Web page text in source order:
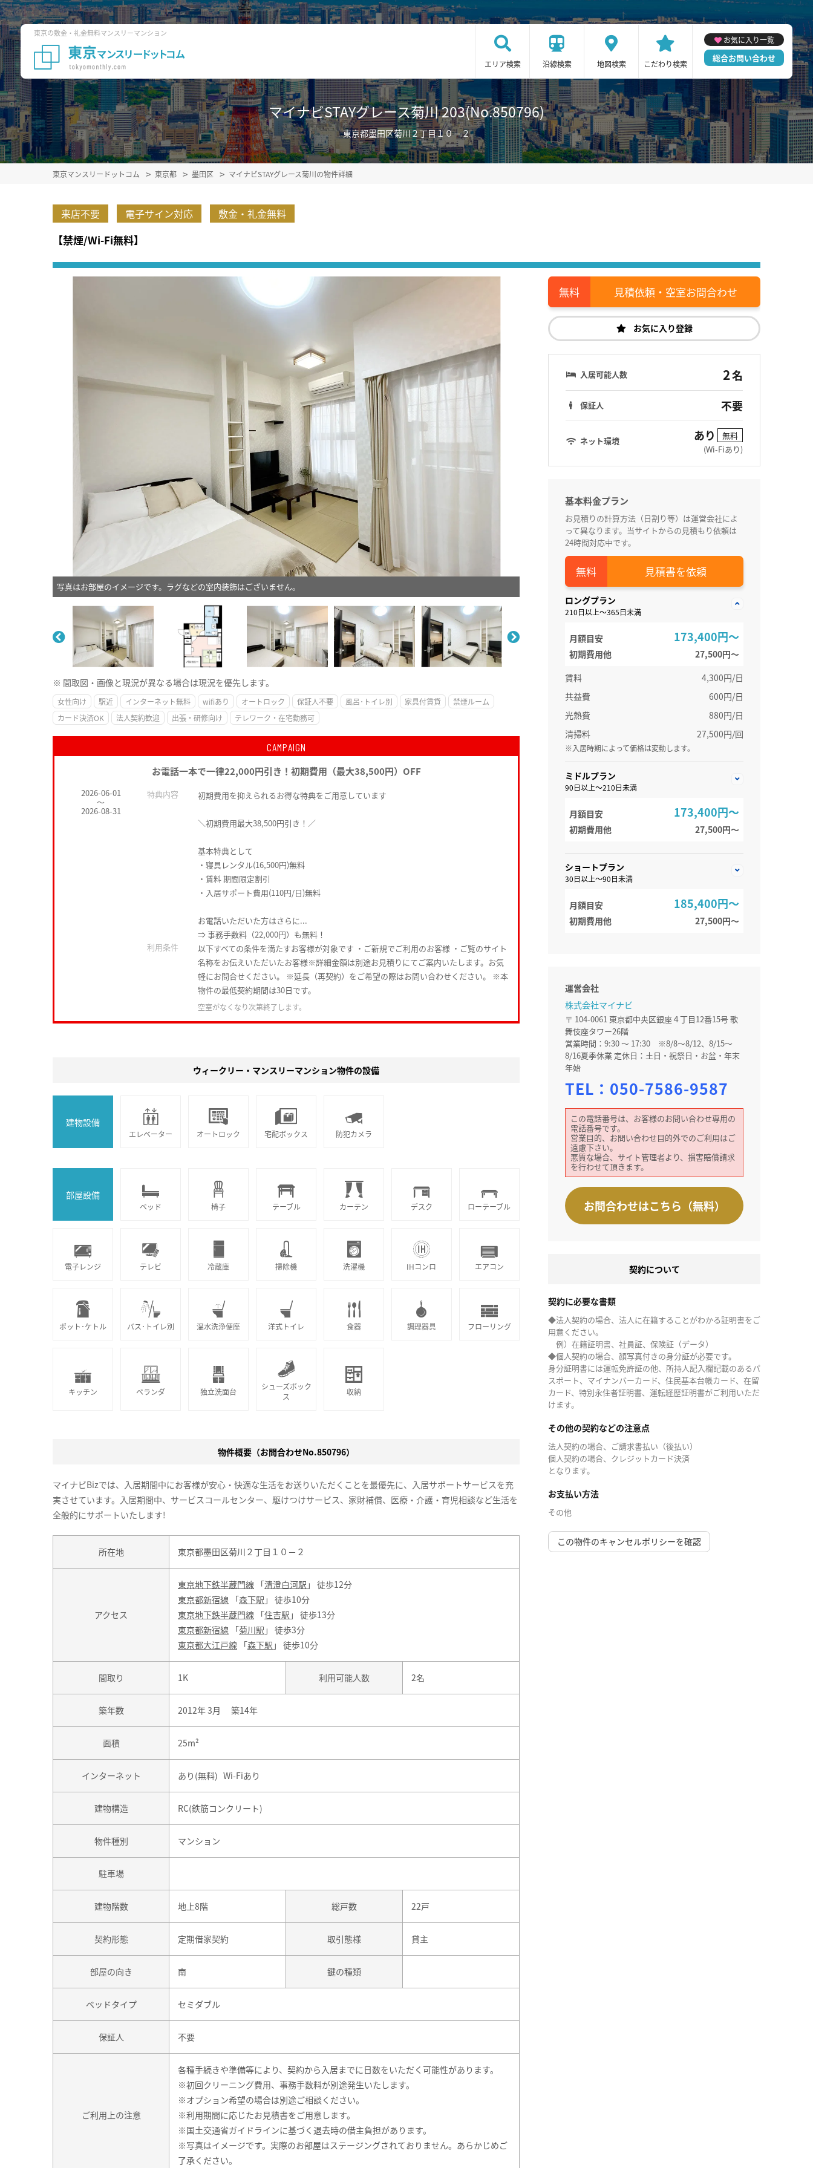
東京の敷金・礼金無料マンスリーマンション
エリア検索 沿線検索 地図検索 こだわり検索
お気に入り一覧
総合お問い合わせ
マイナビSTAYグレース菊川 203(No.850796)
東京都墨田区菊川２丁目１０－２
東京マンスリードットコム 東京都 墨田区 マイナビSTAYグレース菊川の物件詳細
来店不要 電子サイン対応 敷金・礼金無料
【禁煙/Wi-Fi無料】
写真はお部屋のイメージです。ラグなどの室内装飾はございません。
※ 間取図・画像と現況が異なる場合は現況を優先します。
女性向け 駅近 インターネット無料 wifiあり オートロック 保証人不要 風呂･トイレ別 家具付賃貸
禁煙ルーム
カード決済OK
法人契約歓迎 出張・研修向け テレワーク・在宅勤務可
CAMPAIGN
お電話一本で一律22,000円引き！初期費用（最大38,500円）OFF
2026-06-01
～
2026-08-31
特典内容 初期費用を抑えられるお得な特典をご用意しています
＼初期費用最大38,500円引き！／
基本特典として
・寝具レンタル(16,500円)無料
・賃料 期間限定割引
・入居サポート費用(110円/日)無料
お電話いただいた方はさらに...
⇒ 事務手数料（22,000円）も無料！
利用条件
以下すべての条件を満たすお客様が対象です ・ご新規でご利用のお客様 ・ご覧のサイト
名称をお伝えいただいたお客様※詳細金額は別途お見積りにてご案内いたします。お気
軽にお問合せください。 ※延長（再契約）をご希望の際はお問い合わせください。 ※本
物件の最低契約期間は30日です。
空室がなくなり次第終了します。
見積依頼・空室お問合わせ
お気に入り登録
入居可能人数 2名
保証人 不要
ネット環境 あり
無料
(Wi-Fiあり)
基本料金プラン
お見積りの計算方法（日割り等）は運営会社によ
って異なります。当サイトからの見積もり依頼は
24時間対応中です。
見積書を依頼
ロングプラン
210日以上～365日未満
月額目安 173,400円～
初期費用他
27,500円〜
賃料
4,300円/日
共益費
600円/日
光熱費
880円/日
清掃料
27,500円/回
※入居時期によって価格は変動します。
ミドルプラン
90日以上～210日未満
月額目安 173,400円～
初期費用他 27,500円〜
ショートプラン
30日以上～90日未満
月額目安 185,400円～
初期費用他 27,500円〜
運営会社
株式会社マイナビ
〒 104-0061 東京都中央区銀座４丁目12番15号 歌
舞伎座タワー26階
営業時間：9:30 ～ 17:30 ※8/8～8/12、8/15～
8/16夏季休業 定休日：土日・祝祭日・お盆・年末
年始
TEL： 050-7586-9587
この電話番号は、お客様のお問い合わせ専用の
電話番号です。
営業目的、お問い合わせ目的外でのご利用はご
遠慮下さい。
悪質な場合、サイト管理者より、損害賠償請求
を行わせて頂きます。
お問合わせはこちら（無料）
契約について
契約に必要な書類
◆法人契約の場合、法人に在籍することがわかる証明書をご
用意ください。
例）在籍証明書、社員証、保険証（データ）
◆個人契約の場合、顔写真付きの身分証が必要です。
身分証明書には運転免許証の他、所持人記入欄記載のあるパ
スポート、マイナンバーカード、住民基本台帳カード、在留
カード、特別永住者証明書、運転経歴証明書がご利用いただ
けます。
その他の契約などの注意点
法人契約の場合、ご請求書払い（後払い）
個人契約の場合、クレジットカード決済
となります。
お支払い方法
その他
この物件のキャンセルポリシーを確認
ウィークリー・マンスリーマンション物件の設備
建物設備
エレベーター オートロック 宅配ボックス 防犯カメラ
部屋設備
ベッド 椅子 テーブル カーテン デスク ローテーブル
電子レンジ テレビ 冷蔵庫 掃除機 洗濯機 IHコンロ エアコン
ポット･ケトル バス･トイレ別 温水洗浄便座 洋式トイレ 食器 調理器具 フローリング
キッチン ベランダ 独立洗面台
シューズボック
ス
収納
物件概要（お問合わせNo.850796）
マイナビBizでは、入居期間中にお客様が安心・快適な生活をお送りいただくことを最優先に、入居サポートサービスを充
実させています。入居期間中、サービスコールセンター、駆けつけサービス、家財補償、医療・介護・育児相談など生活を
全般的にサポートいたします!
所在地 東京都墨田区菊川２丁目１０－２
アクセス
東京地下鉄半蔵門線 「清澄白河駅 」 徒歩12分
東京都新宿線 「森下駅 」 徒歩10分
東京地下鉄半蔵門線 「住吉駅 」 徒歩13分
東京都新宿線 「菊川駅 」 徒歩3分
東京都大江戸線 「森下駅 」 徒歩10分
間取り 1K 利用可能人数 2名
築年数 2012年 3月 築14年
面積 25m²
インターネット あり(無料) Wi-Fiあり
建物構造 RC(鉄筋コンクリート)
物件種別 マンション
駐車場
建物階数 地上8階 総戸数 22戸
契約形態 定期借家契約 取引態様 貸主
部屋の向き 南 鍵の種類
ベッドタイプ セミダブル
保証人 不要
ご利用上の注意
各種手続きや準備等により、契約から入居までに日数をいただく可能性があります。
※初回クリーニング費用、事務手数料が別途発生いたします。
※オプション希望の場合は別途ご相談ください。
※利用期間に応じたお見積書をご用意します。
※国土交通省ガイドラインに基づく退去時の借主負担があります。
※写真はイメージです。実際のお部屋はステージングされておりません。あらかじめご
了承ください。